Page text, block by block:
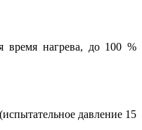
время нагрева, до 100 %
давление 15